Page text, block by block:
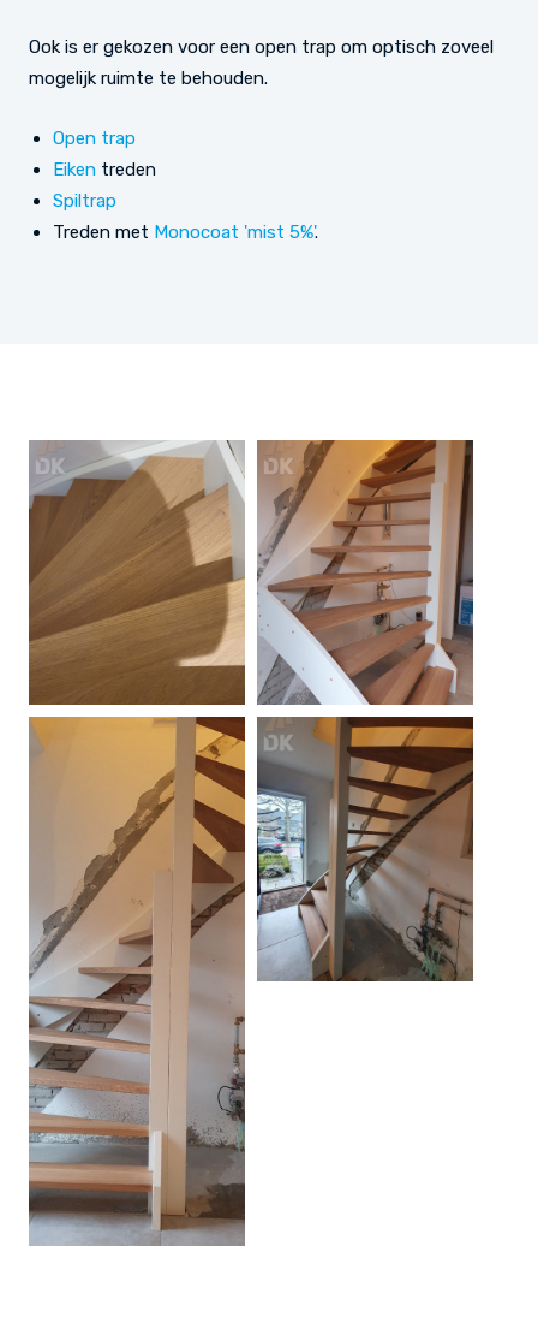
Ook is er gekozen voor een open trap om optisch zoveel
mogelijk ruimte te behouden.
Open trap
Eiken treden
Spiltrap
Treden met Monocoat 'mist 5%'.